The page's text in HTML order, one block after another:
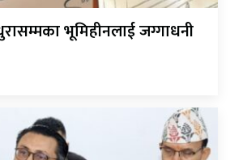
भूमिहीनलाई जग्गाधनी